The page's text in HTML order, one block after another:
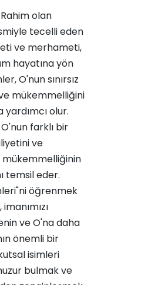
olan
tecelli eden
ve merhameti,
hayatına yön
O'nun sınırsız
mükemmelliğini
yardımcı olur.
farklı bir
ve
mükemmelliğinin
temsil eder.
öğrenmek
ve O'na daha
önemli bir
isimleri
bulmak ve